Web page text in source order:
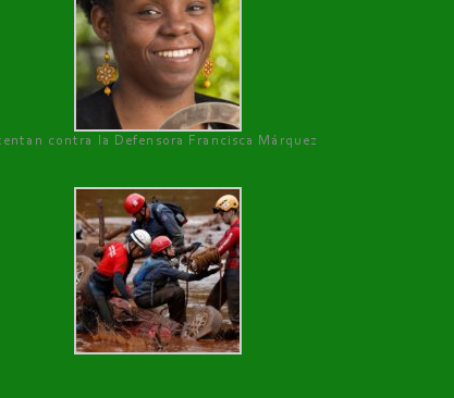
contra la Defensora Francisca Márquez